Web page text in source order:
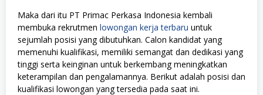
Maka dari itu PT Primac Perkasa Indonesia kembali
membuka rekrutmen lowongan kerja terbaru untuk
sejumlah posisi yang dibutuhkan. Calon kandidat yang
memenuhi kualifikasi, memiliki semangat dan dedikasi yang
tinggi serta keinginan untuk berkembang meningkatkan
keterampilan dan pengalamannya. Berikut adalah posisi dan
kualifikasi lowongan yang tersedia pada saat ini.